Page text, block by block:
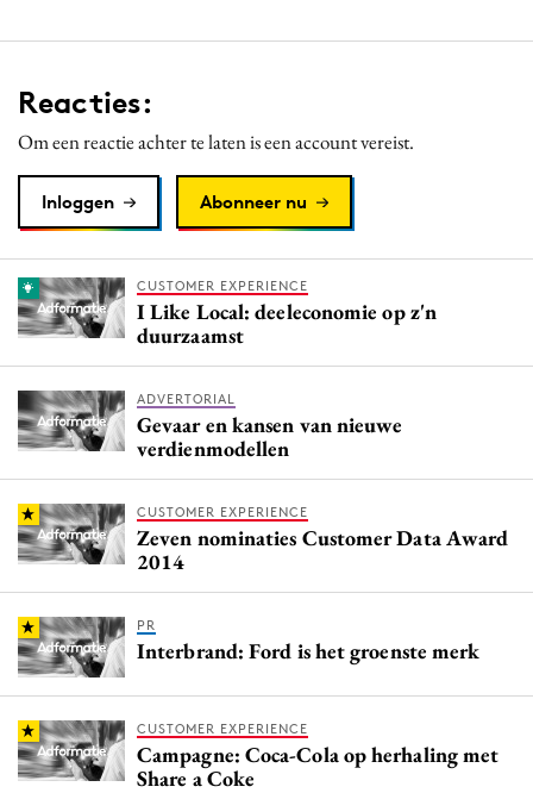
Reacties:
Om een reactie achter te laten is een account vereist.
Inloggen Abonneer nu
CUSTOMER EXPERIENCE
I Like Local: deeleconomie op z'n
duurzaamst
ADVERTORIAL
Gevaar en kansen van nieuwe
verdienmodellen
CUSTOMER EXPERIENCE
Zeven nominaties Customer Data Award
2014
PR
Interbrand: Ford is het groenste merk
CUSTOMER EXPERIENCE
Campagne: Coca-Cola op herhaling met
Share a Coke